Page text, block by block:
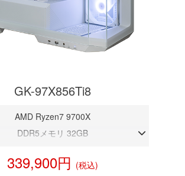
GK-97X856Ti8
AMD Ryzen7 9700X
DDR5メモリ 32GB
NVMeSSD 1TB
339,900円 (税込)